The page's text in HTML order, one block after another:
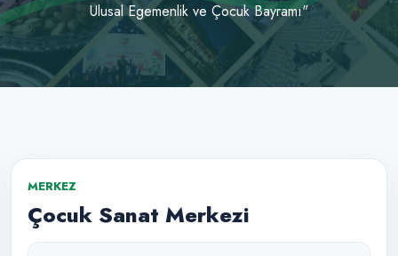
Ulusal Egemenlik ve Çocuk Bayramı"
MERKEZ
Çocuk Sanat Merkezi